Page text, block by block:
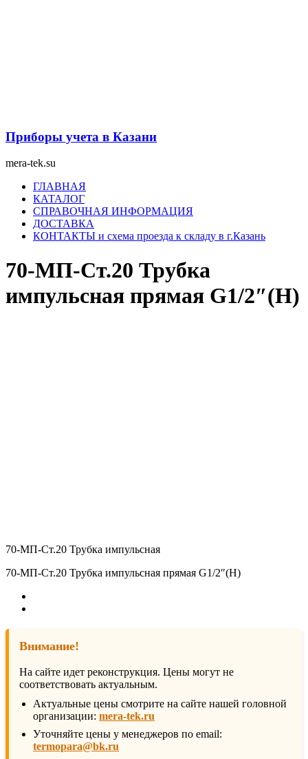
Приборы учета в Казани
mera-tek.su
МенюГЛАВНАЯ
КАТАЛОГ
СПРАВОЧНАЯ ИНФОРМАЦИЯ
ДОСТАВКА
КОНТАКТЫ и схема проезда к складу в г.Казань
70-МП-Ст.20 Трубка
импульсная прямая G1/2″(Н)
70-МП-Ст.20 Трубка импульсная
70-МП-Ст.20 Трубка импульсная прямая G1/2″(Н)
Внимание!
На сайте идет реконструкция. Цены могут не
соответствовать актуальным.
Актуальные цены смотрите на сайте нашей головной
организации: mera-tek.ru
Уточняйте цены у менеджеров по email:
termopara@bk.ru